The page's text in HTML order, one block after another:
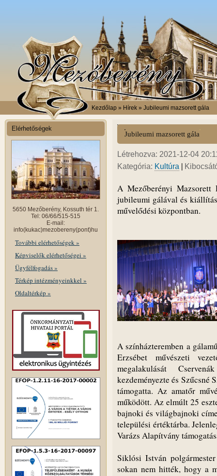
Kezdőlap » Hírek » Jubileumi mazsorett gála
Elérhetőségek
5650 Mezőberény, Kossuth tér 1.
Tel: 06/66/515-515
E-mail:
info(kukac)mezobereny(pont)hu
További elérhetőségek »
Képviselők elérhetőségei »
Ügyfélfogadás »
Térkép intézményeinkkel »
Oldaltérkép »
Jubileumi mazsorett gála
Létrehozva: 2021-12-04
Kategória: Kultúra |
A Mezőberényi Mazsorett
jubileumi gálával és
művelődési központban.
A színházteremben a
Erzsébet művészeti
megalakulását
kezdeményezte és
támogatta. Az amatőr
működött. Az elmúlt 25
bajnoki és világbajnoki
települési értéktárba.
Varázs Alapítvány
Siklósi István
sokan nem hitték, hogy a